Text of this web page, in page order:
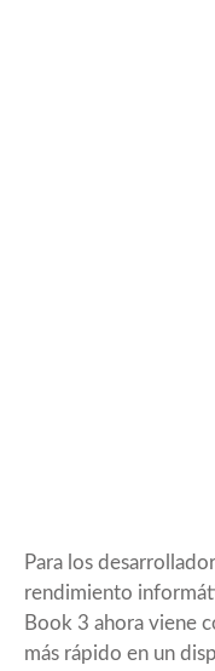
Para los
rendimiento
Book 3 ahora viene
más rápido en un